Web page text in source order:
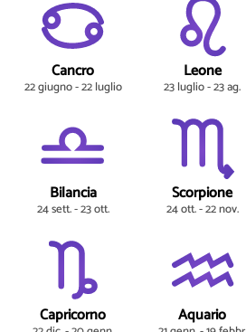
Cancro
22 giugno - 22 luglio
Leone
23 luglio - 23 ag.
Bilancia
24 sett. - 23 ott.
Scorpione
24 ott. - 22 nov.
Capricorno Aquario